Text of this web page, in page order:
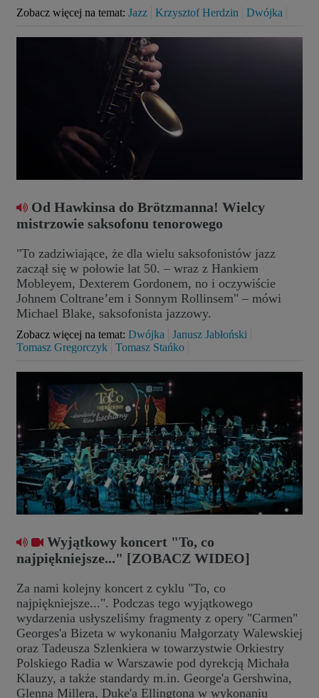
Zobacz więcej na temat: Jazz Krzysztof Herdzin Dwójka
Od Hawkinsa do Brötzmanna! Wielcy
mistrzowie saksofonu tenorowego
"To zadziwiające, że dla wielu saksofonistów jazz
zaczął się w połowie lat 50. – wraz z Hankiem
Mobleyem, Dexterem Gordonem, no i oczywiście
Johnem Coltrane’em i Sonnym Rollinsem" – mówi
Michael Blake, saksofonista jazzowy.
Zobacz więcej na temat: Dwójka
Janusz Jabłoński
Tomasz Gregorczyk
Tomasz Stańko
Wyjątkowy koncert "To, co
najpiękniejsze..." [ZOBACZ WIDEO]
Za nami kolejny koncert z cyklu "To, co
najpiękniejsze...". Podczas tego wyjątkowego
wydarzenia usłyszeliśmy fragmenty z opery "Carmen"
Georges'a Bizeta w wykonaniu Małgorzaty Walewskiej
oraz Tadeusza Szlenkiera w towarzystwie Orkiestry
Polskiego Radia w Warszawie pod dyrekcją Michała
Klauzy, a także standardy m.in. George'a Gershwina,
Glenna Millera, Duke'a Ellingtona w wykonaniu